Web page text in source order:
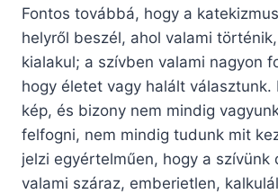
Fontos továbbá, hogy a
helyről beszél, ahol valami
kialakul; a szívben valami nagyon
hogy életet vagy halált választunk.
kép, és bizony nem mindig
felfogni, nem mindig tudunk mit
jelzi egyértelműen, hogy a szívünk
valami száraz, emberietlen,